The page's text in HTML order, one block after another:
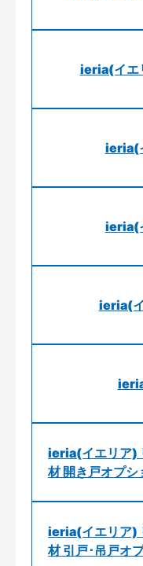
ieria(イエ
ieria(
ieria(
ieria(
ieria(イエリア)
材 開き戸オプシ
ieria(イエリア)
材 引戸･吊戸オ